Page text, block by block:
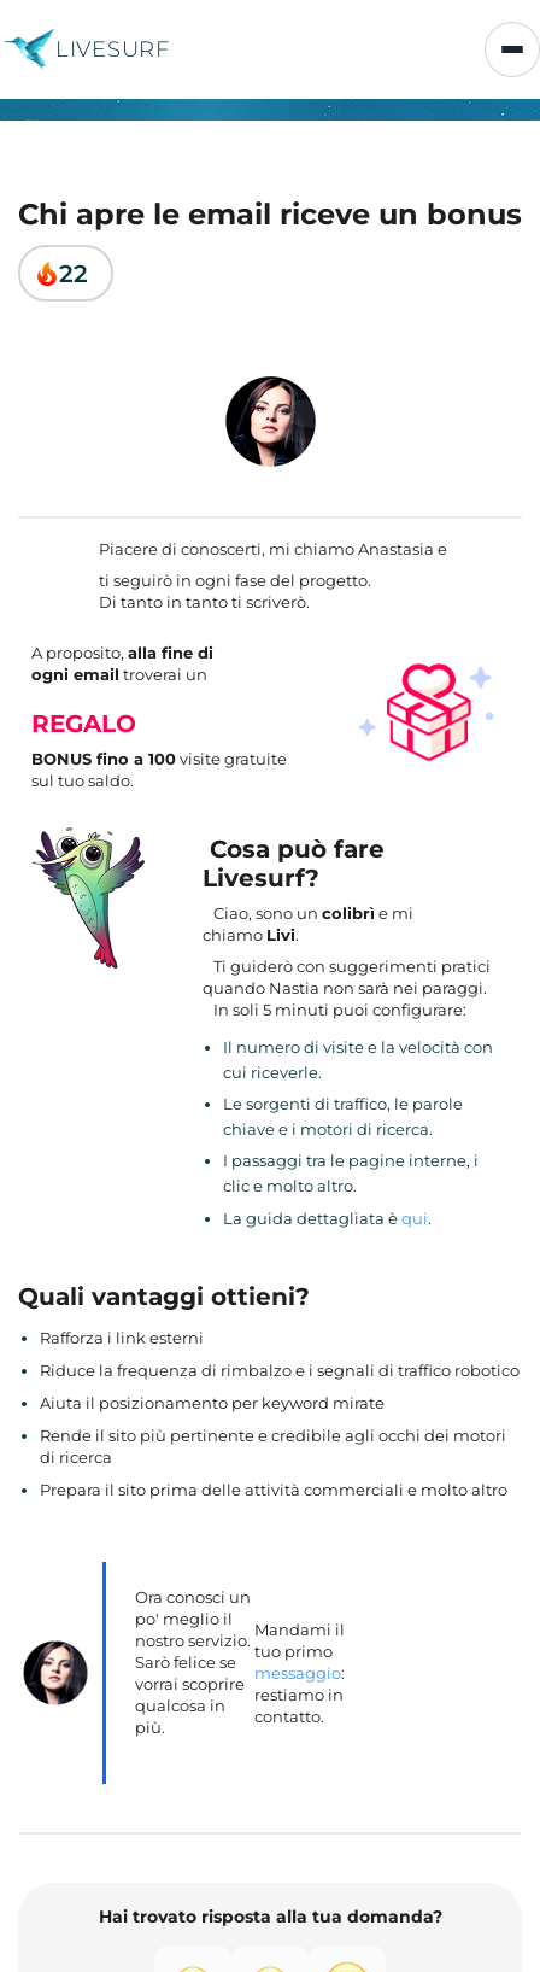
LIVESURF
Chi apre le email riceve un bonus
22
Piacere di conoscerti, mi chiamo Anastasia e
ti seguirò in ogni fase del progetto.
Di tanto in tanto ti scriverò.
A proposito,alla fine di
ogni email troverai un
REGALO
BONUS fino a 100visite gratuite
sul tuo saldo.
Cosa può fare
Livesurf?
Ciao, sono uncolibrì e mi
chiamo Livi.
Ti guiderò con suggerimenti pratici
quando Nastia non sarà nei paraggi.
In soli 5 minuti puoi configurare:
Il numero di visite e la velocità con
cui riceverle.
Le sorgenti di traffico, le parole
chiave e i motori di ricerca.
I passaggi tra le pagine interne, i
clic e molto altro.
La guida dettagliata èqui.
Quali vantaggi ottieni?
Rafforza i link esterni
Riduce la frequenza di rimbalzo e i segnali di traffico robotico
Aiuta il posizionamento per keyword mirate
Rende il sito più pertinente e credibile agli occhi dei motori
di ricerca
Prepara il sito prima delle attività commerciali e molto altro
Ora conosci un
po' meglio il
nostro servizio.
Sarò felice se
vorrai scoprire
qualcosa in
più.
Mandami il
tuo primo
messaggio:
restiamo in
contatto.
Hai trovato risposta alla tua domanda?